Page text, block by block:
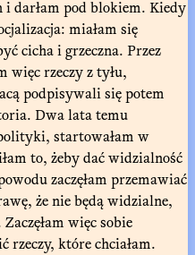
i darłam pod blokiem. Kiedy
miałam się
cicha i grzeczna. Przez
więc rzeczy z tyłu,
podpisywali się potem
Dwa lata temu
startowałam w
to, żeby dać widzialność
zaczęłam przemawiać
że nie będą widzialne,
więc sobie
rzeczy, które chciałam.